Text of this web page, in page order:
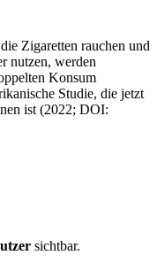
Zigaretten rauchen und
nutzen, werden
Konsum
Studie, die jetzt
ist (2022; DOI:
sichtbar.